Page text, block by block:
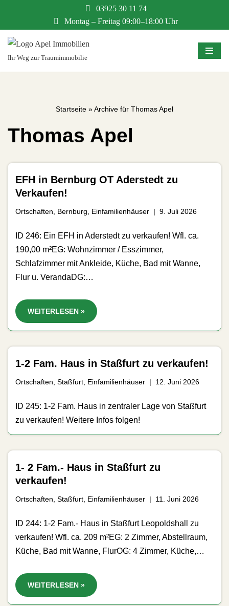
Zum
Inhalt
springen
03925 30 11 74
Montag – Freitag 09:00–18:00 Uhr
Ihr Weg zur Traumimmobilie
Startseite »Archive für Thomas Apel
Thomas Apel
EFH in Bernburg OT Aderstedt zu
Verkaufen!
Ortschaften Bernburg Einfamilienhäuser 9. Juli 2026
ID 246: Ein EFH in Aderstedt zu verkaufen! Wfl. ca.
190,00 m²EG: Wohnzimmer / Esszimmer,
Schlafzimmer mit Ankleide, Küche, Bad mit Wanne,
Flur u. VerandaDG:…
WEITERLESEN »
1-2 Fam. Haus in Staßfurt zu verkaufen!
Ortschaften Staßfurt Einfamilienhäuser 12. Juni 2026
ID 245: 1-2 Fam. Haus in zentraler Lage von Staßfurt
zu verkaufen! Weitere Infos folgen!
1- 2 Fam.- Haus in Staßfurt zu
verkaufen!
Ortschaften Staßfurt Einfamilienhäuser 11. Juni 2026
ID 244: 1-2 Fam.- Haus in Staßfurt Leopoldshall zu
verkaufen! Wfl. ca. 209 m²EG: 2 Zimmer, Abstellraum,
Küche, Bad mit Wanne, FlurOG: 4 Zimmer, Küche,…
WEITERLESEN »